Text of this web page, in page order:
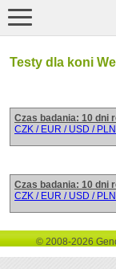
Testy dla koni
Czas badania: 10 dni
CZK / EUR / USD / PLN
Czas badania: 10 dni
CZK / EUR / USD / PLN
© 2008-2026